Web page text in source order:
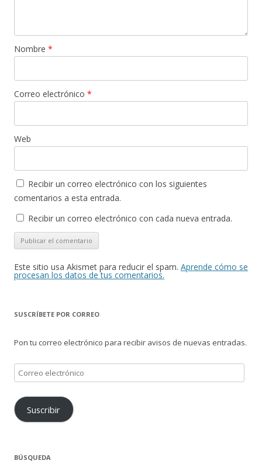
Nombre *
Correo electrónico *
Web
Recibir un correo electrónico con los siguientes
comentarios a esta entrada.
Recibir un correo electrónico con cada nueva entrada.
Este sitio usa Akismet para reducir el spam. Aprende cómo se
procesan los datos de tus comentarios.
SUSCRÍBETE POR CORREO
Pon tu correo electrónico para recibir avisos de nuevas entradas.
Correo
electrónico
Suscribir
BÚSQUEDA